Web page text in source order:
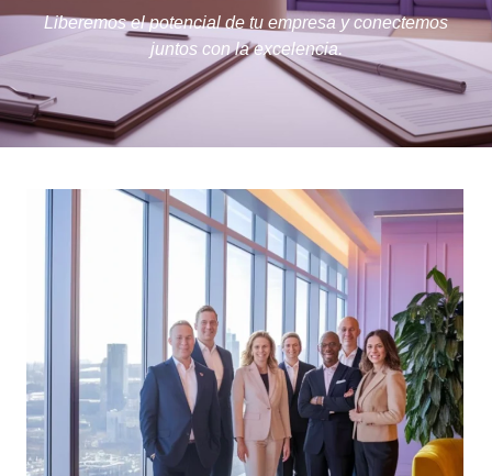
Liberemos el potencial de tu empresa y conectemos
juntos con la excelencia.